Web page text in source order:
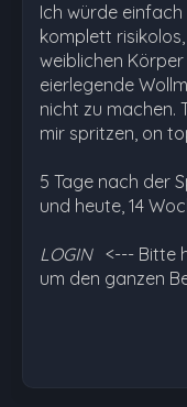
Ich würde
komplett
weiblichen
eierlegende
nicht zu machen.
mir spritzen, on
5 Tage nach der
und heute, 14
LOGIN <--- Bitte
um den ganzen